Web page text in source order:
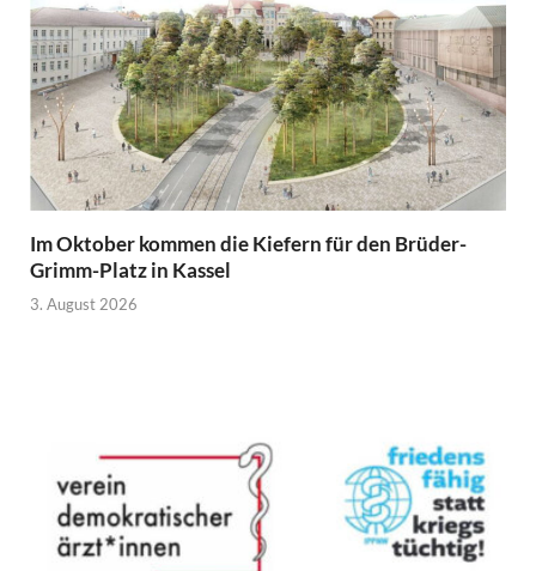
Im Oktober kommen die Kiefern für den Brüder-
Grimm-Platz in Kassel
3. August 2026